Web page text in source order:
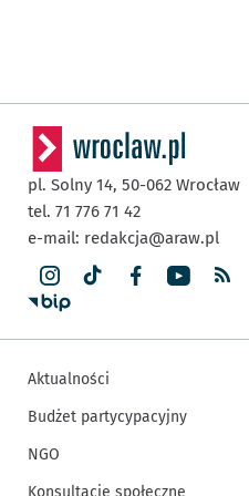
pl. Solny 14, 50-062 Wrocław
tel. 71 776 71 42
e-mail: redakcja@araw.pl
Aktualności
Budżet partycypacyjny
NGO
Konsultacje społeczne